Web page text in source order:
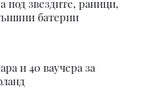
под звездите, раници,
батерии
и 40 ваучера за